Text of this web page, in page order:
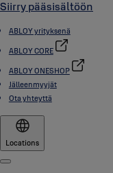
Siirry pääsisältöön
ABLOY yrityksenä
ABLOY CORE
ABLOY ONESHOP
Jälleenmyyjät
Ota yhteyttä
Locations
Menu